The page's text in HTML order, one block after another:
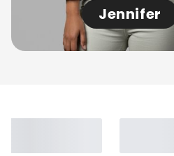
Jennifer